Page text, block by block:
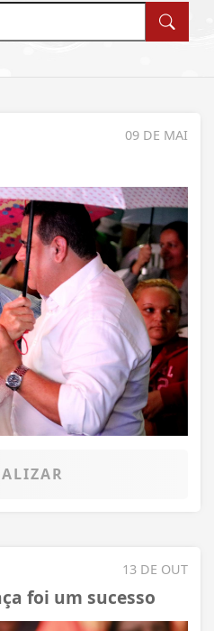
09 DE MAI
13 DE OUT
foi um sucesso